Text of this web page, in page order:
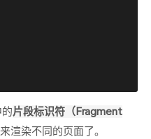
片段标识符（Fragment
渲染不同的页面了。